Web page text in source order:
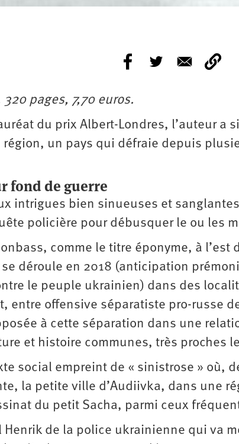
pages, 7,70 euros.
du prix Albert-Londres, l’auteur a
région, un pays qui défraie depuis
fond de guerre
intrigues bien sinueuses et
policière pour débusquer le ou les
comme le titre éponyme, à l’est
déroule en 2018 (anticipation
le peuple ukrainien) dans des
entre offensive séparatiste pro-russe
à cette séparation dans une
et histoire communes, très proches
social empreint de « sinistrose » où,
la petite ville d’Audiivka, dans une
du petit Sacha, parmi ceux
Henrik de la police ukrainienne qui va